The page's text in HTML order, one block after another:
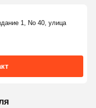
1, No 40, улица